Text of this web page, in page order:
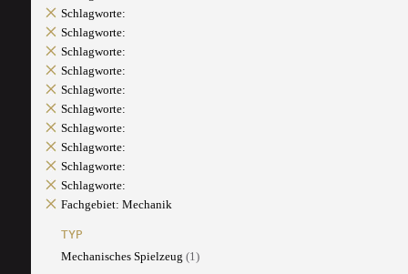
Schlagworte:
Schlagworte:
Schlagworte:
Schlagworte:
Schlagworte:
Schlagworte:
Schlagworte:
Schlagworte:
Schlagworte:
Schlagworte:
Fachgebiet: Mechanik
TYP
Mechanisches Spielzeug (1)